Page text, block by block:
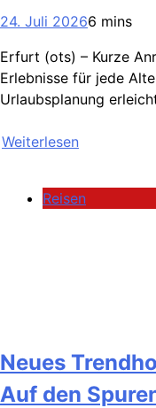
24. Juli 20266 mins
Erfurt (ots) – Kurze
Erlebnisse für jede
Urlaubsplanung
Weiterlesen
Reisen
Neues
Auf den